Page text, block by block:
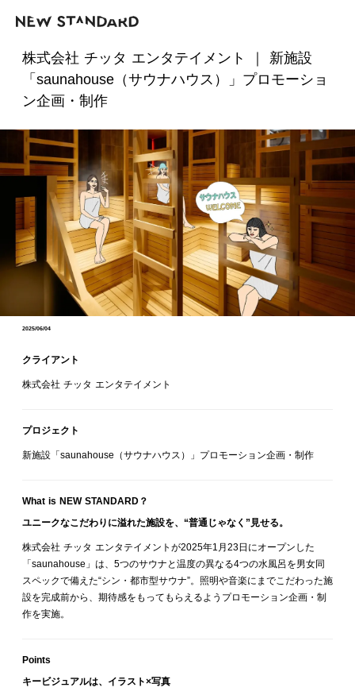
株式会社 チッタ エンタテイメント ｜ 新施設
「saunahouse（サウナハウス）」プロモーショ
ン企画・制作
2025/06/04
クライアント
株式会社 チッタ エンタテイメント
プロジェクト
新施設「saunahouse（サウナハウス）」プロモーション企画・制作
What is NEW STANDARD？
ユニークなこだわりに溢れた施設を、“普通じゃなく”見せる。
株式会社 チッタ エンタテイメントが2025年1月23日にオープンした
「saunahouse」は、5つのサウナと温度の異なる4つの水風呂を男女同
スペックで備えた“シン・都市型サウナ”。照明や音楽にまでこだわった施
設を完成前から、期待感をもってもらえるようプロモーション企画・制
作を実施。
Points
キービジュアルは、イラスト×写真